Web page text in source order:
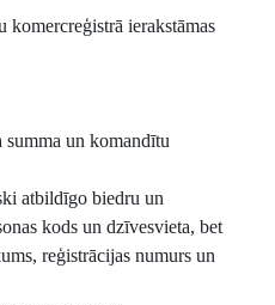
komercreģistrā ierakstāmas
un komandītu
atbildīgo biedru un
kods un dzīvesvieta, bet
reģistrācijas numurs un